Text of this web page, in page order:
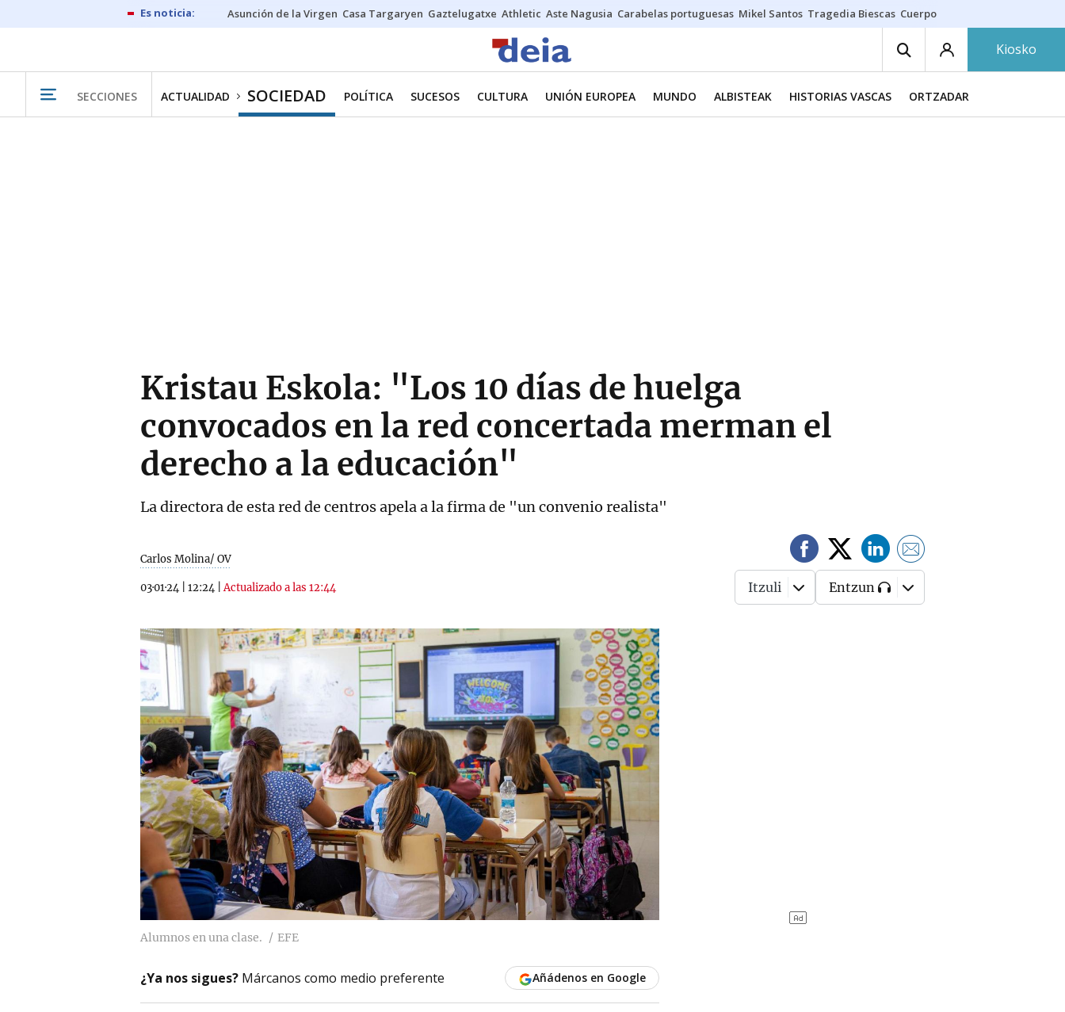
Asunción de la Virgen Casa Targaryen Gaztelugatxe Athletic Aste Nagusia Carabelas portuguesas Mikel Santos Tragedia Biescas Cuerpo ría
Kiosko
SECCIONES ACTUALIDAD SOCIEDAD POLÍTICA SUCESOS CULTURA UNIÓN EUROPEA MUNDO ALBISTEAK HISTORIAS VASCAS ORTZADAR
Kristau Eskola: "Los 10 días de huelga
convocados en la red concertada merman el
derecho a la educación"
La directora de esta red de centros apela a la firma de "un convenio realista"
Carlos Molina/ OV
03·01·24 12:24 |Actualizado a las 12:44 Itzuli Entzun
Alumnos en una clase. EFE
¿Ya nos sigues? Márcanos como medio preferente Añádenos en Google